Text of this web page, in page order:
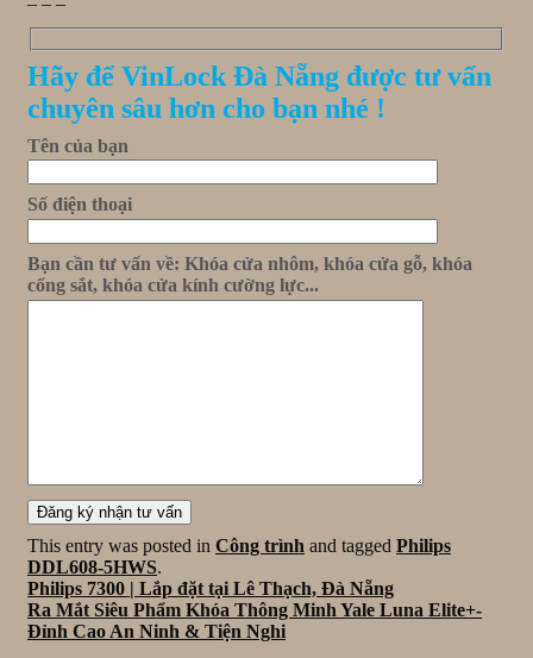
Hãy để VinLock Đà Nẵng được tư vấn
chuyên sâu hơn cho bạn nhé !
Tên của bạn
Số điện thoại
Bạn cần tư vấn về: Khóa cửa nhôm, khóa cửa gỗ, khóa
cổng sắt, khóa cửa kính cường lực...
This entry was posted in Công trình and tagged Philips
DDL608-5HWS.
Philips 7300 | Lắp đặt tại Lê Thạch, Đà Nẵng
Ra Mắt Siêu Phẩm Khóa Thông Minh Yale Luna Elite+-
Đỉnh Cao An Ninh & Tiện Nghi